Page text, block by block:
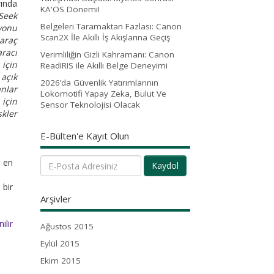
için
için
en
bir
KA'OS Dönemi!
Belgeleri Taramaktan Fazlası: Canon
Scan2X İle Akıllı İş Akışlarına Geçiş
Verimliliğin Gizli Kahramanı: Canon
ReadIRIS ile Akıllı Belge Deneyimi
2026’da Güvenlik Yatırımlarının
Lokomotifi Yapay Zeka, Bulut Ve
Sensor Teknolojisi Olacak
E-Bülten'e Kayıt Olun
Kaydol
Arşivler
Ağustos 2015
Eylül 2015
Ekim 2015